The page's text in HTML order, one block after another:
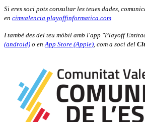
Si eres soci pots consultar les teues dades,
en cimvalencia.playoffinformatica.com
I també des del teu mòbil amb l'app "Playoff
(android) o en App Store (Apple) , com a soci del